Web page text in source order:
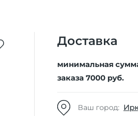
Доставка
минимальная
заказа 7000 руб.
Ваш город: